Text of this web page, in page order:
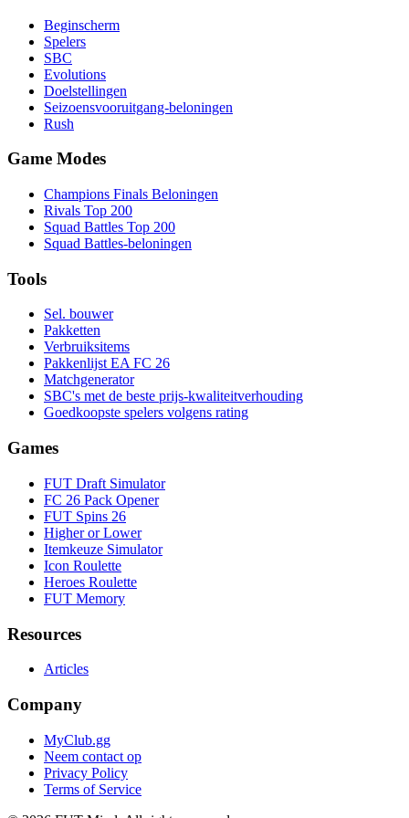
Beginscherm
Spelers
SBC
Evolutions
Doelstellingen
Seizoensvooruitgang-beloningen
Rush
Game Modes
Champions Finals Beloningen
Rivals Top 200
Squad Battles Top 200
Squad Battles-beloningen
Tools
Sel. bouwer
Pakketten
Verbruiksitems
Pakkenlijst EA FC 26
Matchgenerator
SBC's met de beste prijs-kwaliteitverhouding
Goedkoopste spelers volgens rating
Games
FUT Draft Simulator
FC 26 Pack Opener
FUT Spins 26
Higher or Lower
Itemkeuze Simulator
Icon Roulette
Heroes Roulette
FUT Memory
Resources
Articles
Company
MyClub.gg
Neem contact op
Privacy Policy
Terms of Service